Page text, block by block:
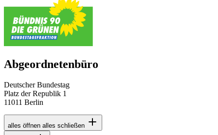
Abgeordnetenbüro
Deutscher Bundestag
Platz der Republik 1
11011 Berlin
alles öffnen alles schließen